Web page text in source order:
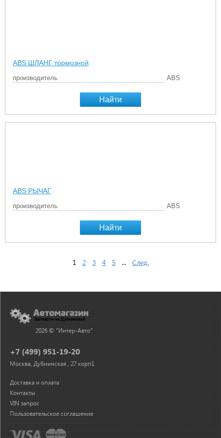
ABS ШЛАНГ тормозной
производитель ABS
Найти
ABS РЫЧАГ
производитель ABS
Найти
1 2 3 4 5 ... След.
2026 © "Интер-Авто"
+7 (499) 951-19-20
Москва, Дубнинская , 27 корп1
Доставка и оплата
Контакты
VIN запрос
Пользовательское соглашение